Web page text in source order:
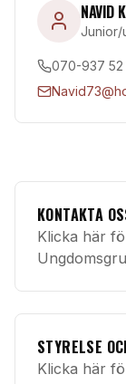
NAVID
Junior/
070-937 52
KONTAKTA
Klicka här
STYRELSE
Klicka här